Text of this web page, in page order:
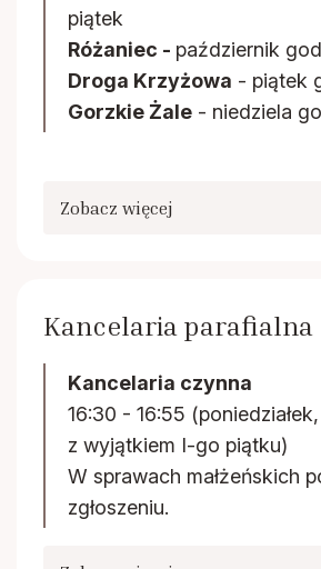
piątek
Różaniec - październik
Droga Krzyżowa - piątek
Gorzkie Żale - niedziela
Zobacz więcej
Kancelaria parafialna
Kancelaria czynna
16:30 - 16:55
z wyjątkiem I-go piątku)
W sprawach małżeńskich
zgłoszeniu.